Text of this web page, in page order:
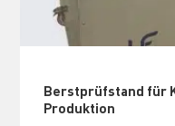
Berstprüfstand für
Produktion